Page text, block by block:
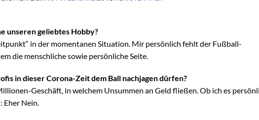
unseren geliebtes Hobby?
in der momentanen Situation. Mir persönlich fehlt der Fußball-
die menschliche sowie persönliche Seite.
in dieser Corona-Zeit dem Ball nachjagen dürfen?
Geschäft, in welchem Unsummen an Geld fließen. Ob ich es
Eher Nein.